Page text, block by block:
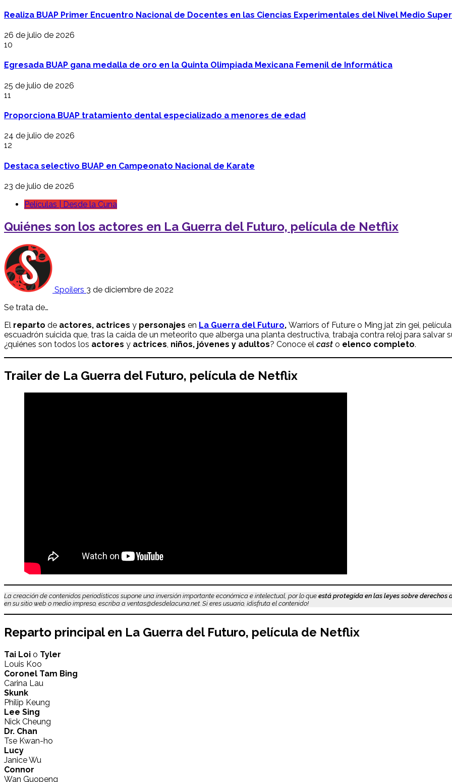
Realiza BUAP Primer Encuentro Nacional de Docentes en las Ciencias Experimentales del Nivel Medio
26 de julio de 2026
10
Egresada BUAP gana medalla de oro en la Quinta Olimpiada Mexicana Femenil de Informática
25 de julio de 2026
11
Proporciona BUAP tratamiento dental especializado a menores de edad
24 de julio de 2026
12
Destaca selectivo BUAP en Campeonato Nacional de Karate
23 de julio de 2026
Películas | Desde la Cuna
Quiénes son los actores en La Guerra del Futuro, película de Netflix
Spoilers 3 de diciembre de 2022
Se trata de…
El reparto de actores, actrices y personajes en La Guerra del Futuro, Warriors of Future o Ming jat zin gei,
escuadrón suicida que, tras la caída de un meteorito que alberga una planta destructiva, trabaja contra reloj para
¿quiénes son todos los actores y actrices niños, jóvenes y adultos? Conoce el cast o elenco completo.
Trailer de La Guerra del Futuro, película de Netflix
La creación de contenidos periodísticos supone una inversión importante económica e intelectual, por lo que está protegida en las leyes sobre derechos
en su sitio web o medio impreso, escriba a ventas@desdelacuna.net. Si eres usuario, ¡disfruta el contenido!
Reparto principal en La Guerra del Futuro, película de Netflix
Tai Loi o Tyler
Louis Koo
Coronel Tam Bing
Carina Lau
Skunk
Philip Keung
Lee Sing
Nick Cheung
Dr. Chan
Tse Kwan-ho
Lucy
Janice Wu
Connor
Wan Guopeng